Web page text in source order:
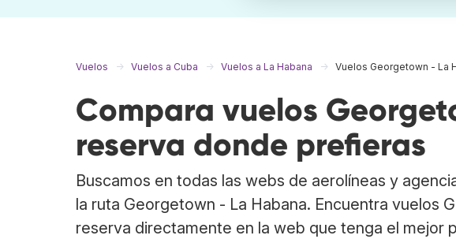
Vuelos Vuelos a Cuba Vuelos a La Habana Vuelos Georgetown - La
Compara vuelos
reserva donde prefieras
Buscamos en todas las webs de aerolíneas y
la ruta Georgetown - La Habana. Encuentra vuelos
reserva directamente en la web que tenga el mejor